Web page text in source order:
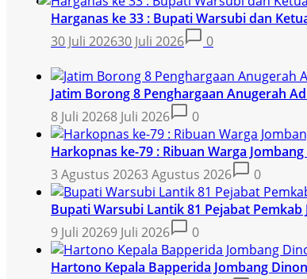
Harganas ke 33 : Bupati Warsubi dan
30 Juli 202630 Juli 2026 0
Jatim Borong 8 Penghargaan Anugerah
8 Juli 20268 Juli 2026
0
Harkopnas ke-79 : Ribuan Warga
3 Agustus 20263 Agustus 2026
0
Bupati Warsubi Lantik 81 Pejabat Pemkab
9 Juli 20269 Juli 2026
0
Hartono Kepala Bapperida Jombang